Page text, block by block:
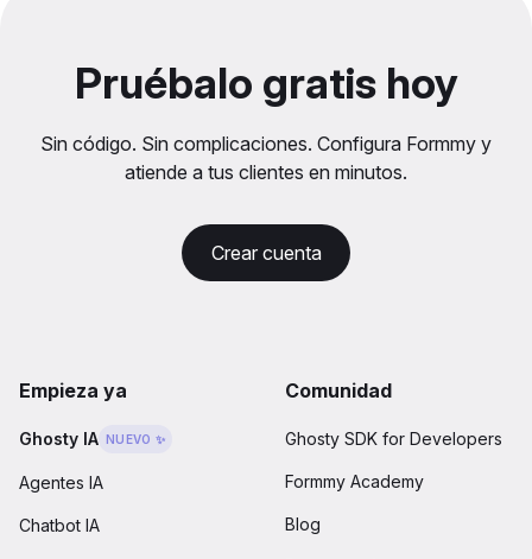
Pruébalo gratis hoy
Sin código. Sin complicaciones. Configura Formmy y
atiende a tus clientes en minutos.
Crear cuenta
Empieza ya
Ghosty IA NUEVO ✨
Agentes IA
Chatbot IA
Comunidad
Ghosty SDK for Developers
Formmy Academy
Blog